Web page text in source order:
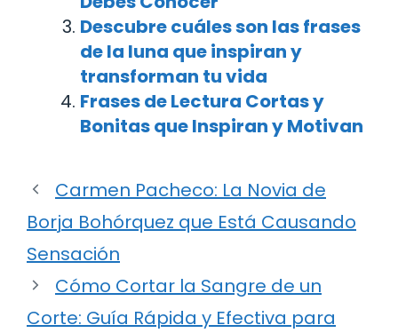
Descubre cuáles son las frases
de la luna que inspiran y
transforman tu vida
Frases de Lectura Cortas y
Bonitas que Inspiran y Motivan
Carmen Pacheco: La Novia de
Borja Bohórquez que Está Causando
Sensación
Cómo Cortar la Sangre de un
Corte: Guía Rápida y Efectiva para